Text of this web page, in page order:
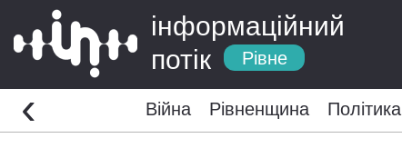
інформаційний
потік
Рівне
Війна Рівненщина Політика
‹